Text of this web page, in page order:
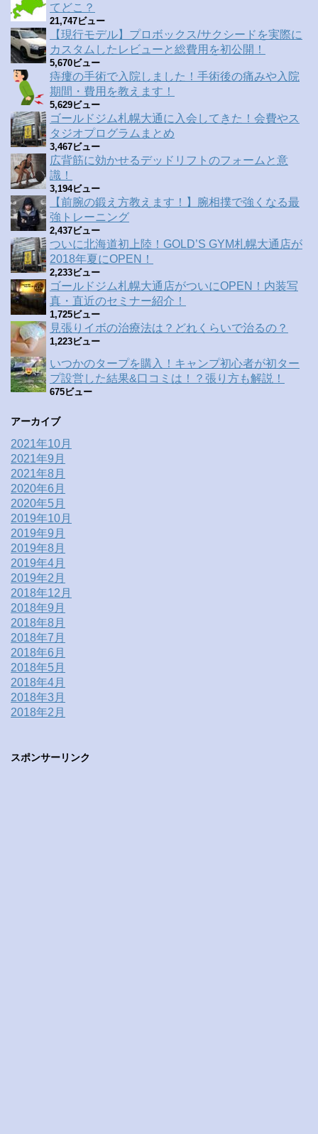
てどこ？
21,747ビュー
【現行モデル】プロボックス/サクシードを実際に
カスタムしたレビューと総費用を初公開！
5,670ビュー
痔瘻の手術で入院しました！手術後の痛みや入院
期間・費用を教えます！
5,629ビュー
ゴールドジム札幌大通に入会してきた！会費やス
タジオプログラムまとめ
3,467ビュー
広背筋に効かせるデッドリフトのフォームと意
識！
3,194ビュー
【前腕の鍛え方教えます！】腕相撲で強くなる最
強トレーニング
2,437ビュー
ついに北海道初上陸！GOLD’S GYM札幌大通店が
2018年夏にOPEN！
2,233ビュー
ゴールドジム札幌大通店がついにOPEN！内装写
真・直近のセミナー紹介！
1,725ビュー
見張りイボの治療法は？どれくらいで治るの？
1,223ビュー
いつかのタープを購入！キャンプ初心者が初ター
プ設営した結果&口コミは！？張り方も解説！
675ビュー
アーカイブ
2021年10月
2021年9月
2021年8月
2020年6月
2020年5月
2019年10月
2019年9月
2019年8月
2019年4月
2019年2月
2018年12月
2018年9月
2018年8月
2018年7月
2018年6月
2018年5月
2018年4月
2018年3月
2018年2月
スポンサーリンク